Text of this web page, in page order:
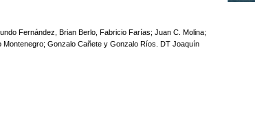
Fernández, Brian Berlo, Fabricio Farías; Juan C. Molina;
Gonzalo Cañete y Gonzalo Ríos. DT Joaquín